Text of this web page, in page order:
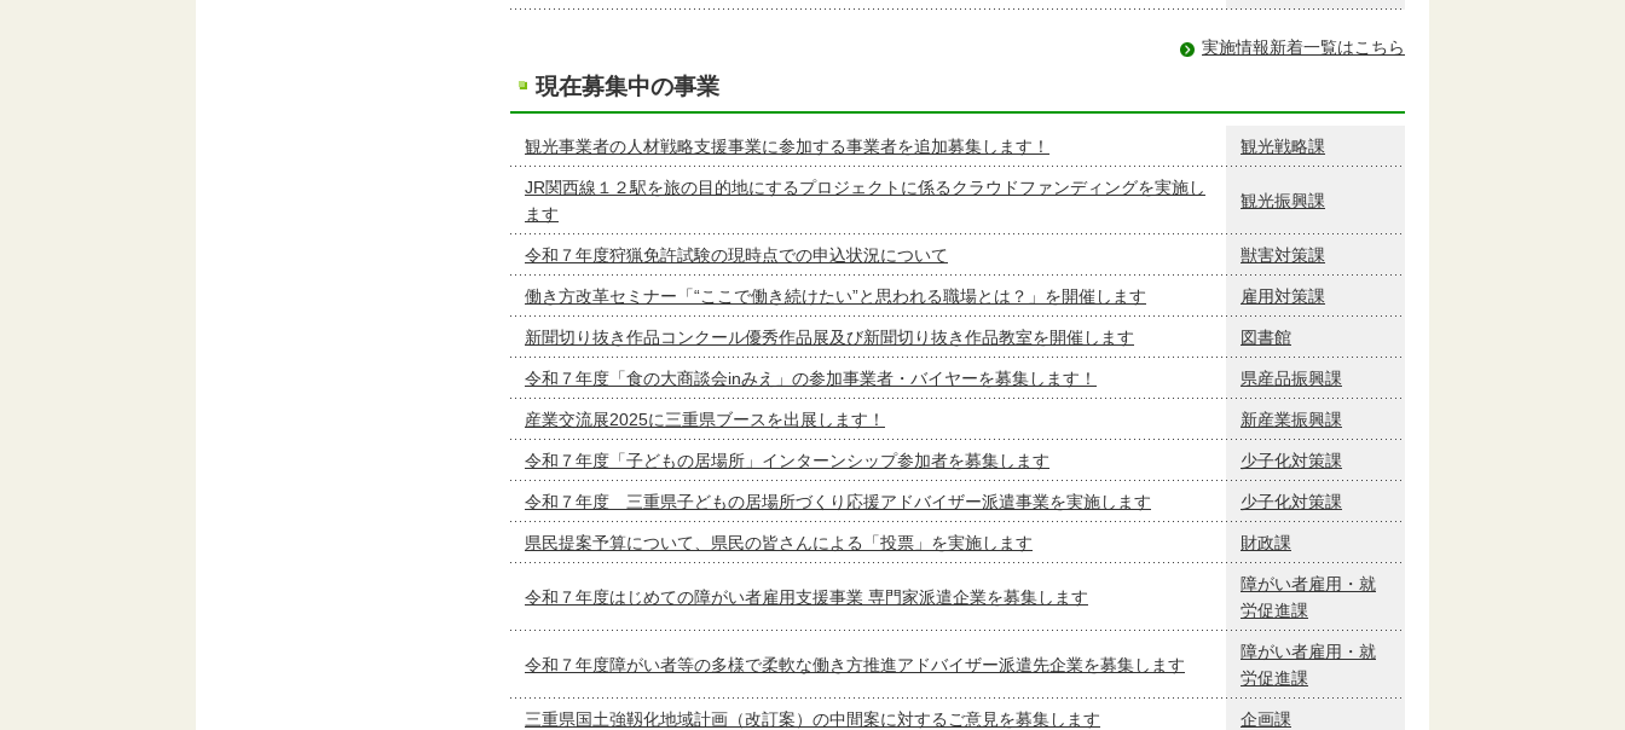
実施情報新着一覧はこちら
現在募集中の事業
観光事業者の人材戦略支援事業に参加する事業者を追加募集します！ 観光戦略課
JR関西線１２駅を旅の目的地にするプロジェクトに係るクラウドファンディングを実施し
ます
観光振興課
令和７年度狩猟免許試験の現時点での申込状況について 獣害対策課
働き方改革セミナー「“ここで働き続けたい”と思われる職場とは？」を開催します 雇用対策課
新聞切り抜き作品コンクール優秀作品展及び新聞切り抜き作品教室を開催します 図書館
令和７年度「食の大商談会inみえ」の参加事業者・バイヤーを募集します！ 県産品振興課
産業交流展2025に三重県ブースを出展します！ 新産業振興課
令和７年度「子どもの居場所」インターンシップ参加者を募集します 少子化対策課
令和７年度 三重県子どもの居場所づくり応援アドバイザー派遣事業を実施します 少子化対策課
県民提案予算について、県民の皆さんによる「投票」を実施します 財政課
令和７年度はじめての障がい者雇用支援事業 専門家派遣企業を募集します
障がい者雇用・就
労促進課
令和７年度障がい者等の多様で柔軟な働き方推進アドバイザー派遣先企業を募集します
障がい者雇用・就
労促進課
三重県国土強靱化地域計画（改訂案）の中間案に対するご意見を募集します 企画課